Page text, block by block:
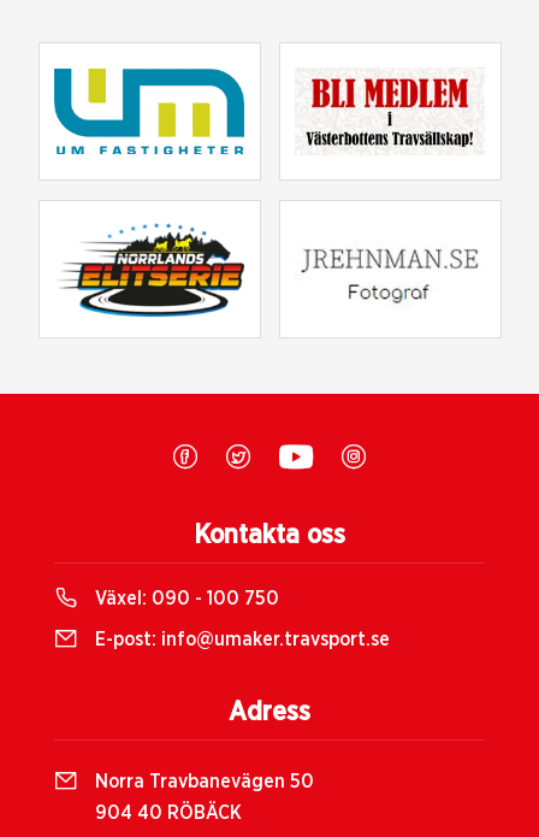
Kontakta oss
Växel: 090 - 100 750
E-post: info@umaker.travsport.se
Adress
Norra Travbanevägen 50
904 40 RÖBÄCK